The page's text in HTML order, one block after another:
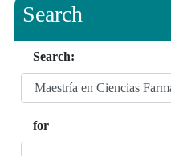
Search
Search:
for